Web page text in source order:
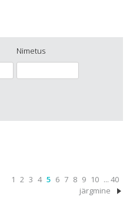
Nimetus
1 2 3 4 5 6 7 8 9 10 ... 40
järgmine